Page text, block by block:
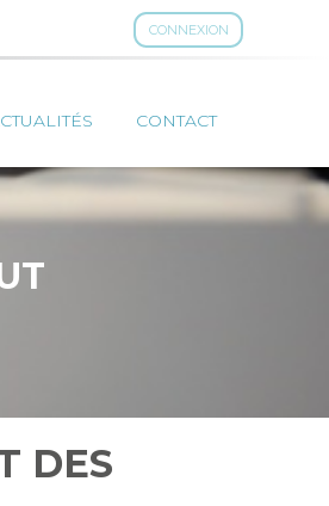
CONNEXION
CONTACT
DES